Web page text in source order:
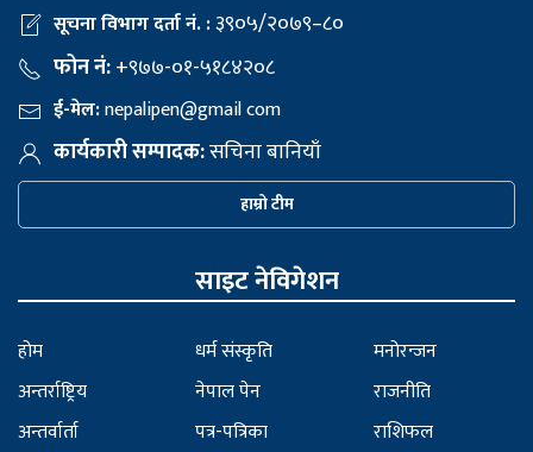
सूचना विभाग दर्ता नं. :३९०५/२०७९–८०
फोन नं:+९७७-०१-५१८४२०८
ई-मेल:nepalipen@gmail com
कार्यकारी सम्पादक:सचिना बानियाँ
हाम्रो टीम
साइट नेविगेशन
होम
अन्तर्राष्ट्रिय
अन्तर्वार्ता
धर्म संस्कृति
नेपाल पेन
पत्र-पत्रिका
मनोरन्जन
राजनीति
राशिफल